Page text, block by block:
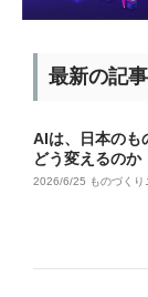
最新の記事
AIは、日本のも
どう変えるのか
2026/6/25 ものづくり